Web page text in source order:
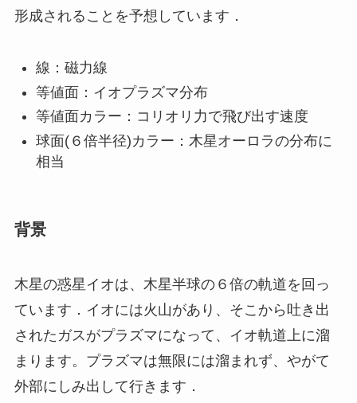
形成されることを予想しています．
線：磁力線
等値面：イオプラズマ分布
等値面カラー：コリオリ力で飛び出す速度
球面(６倍半径)カラー：木星オーロラの分布に
相当
背景
木星の惑星イオは、木星半球の６倍の軌道を回っ
ています．イオには火山があり、そこから吐き出
されたガスがプラズマになって、イオ軌道上に溜
まります。プラズマは無限には溜まれず、やがて
外部にしみ出して行きます．